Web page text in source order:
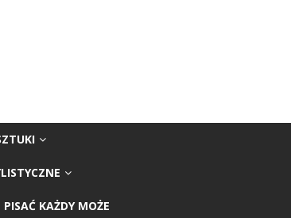
PISAĆ KAŻDY MOŻE